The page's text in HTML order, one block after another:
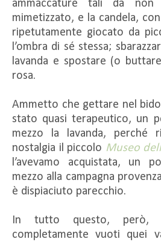
ammaccature tali da
mimetizzato, e la candela,
ripetutamente giocato da
l’ombra di sé stessa;
lavanda e spostare (o
rosa.
Ammetto che gettare nel
stato quasi terapeutico, un
mezzo la lavanda, perché
nostalgia il piccolo Museo
l’avevamo acquistata, un
mezzo alla campagna
è dispiaciuto parecchio.
In tutto questo, però,
completamente vuoti quei